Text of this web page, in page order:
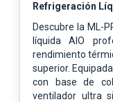
Refrigeración
Descubre la ML-
líquida AIO
rendimiento
superior.
con base de
ventilador ultra